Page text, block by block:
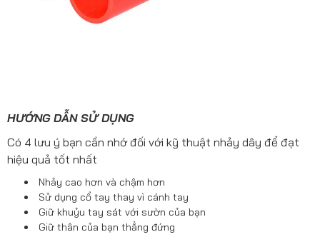
HƯỚNG DẪN SỬ DỤNG
Có 4 lưu ý bạn cần nhớ đối với kỹ thuật nhảy dây để đạt
hiệu quả tốt nhất
Nhảy cao hơn và chậm hơn
Sử dụng cổ tay thay vì cánh tay
Giữ khuỷu tay sát với sườn của bạn
Giữ thân của bạn thẳng đứng